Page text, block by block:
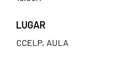
LUGAR
CCELP, AULA